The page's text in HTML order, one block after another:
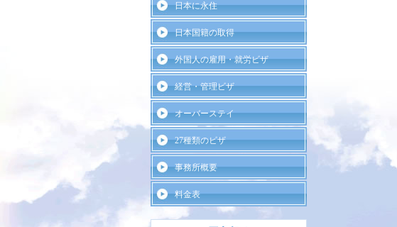
日本に永住
日本国籍の取得
外国人の雇用・就労ビザ
経営・管理ビザ
オーバーステイ
27種類のビザ
事務所概要
料金表